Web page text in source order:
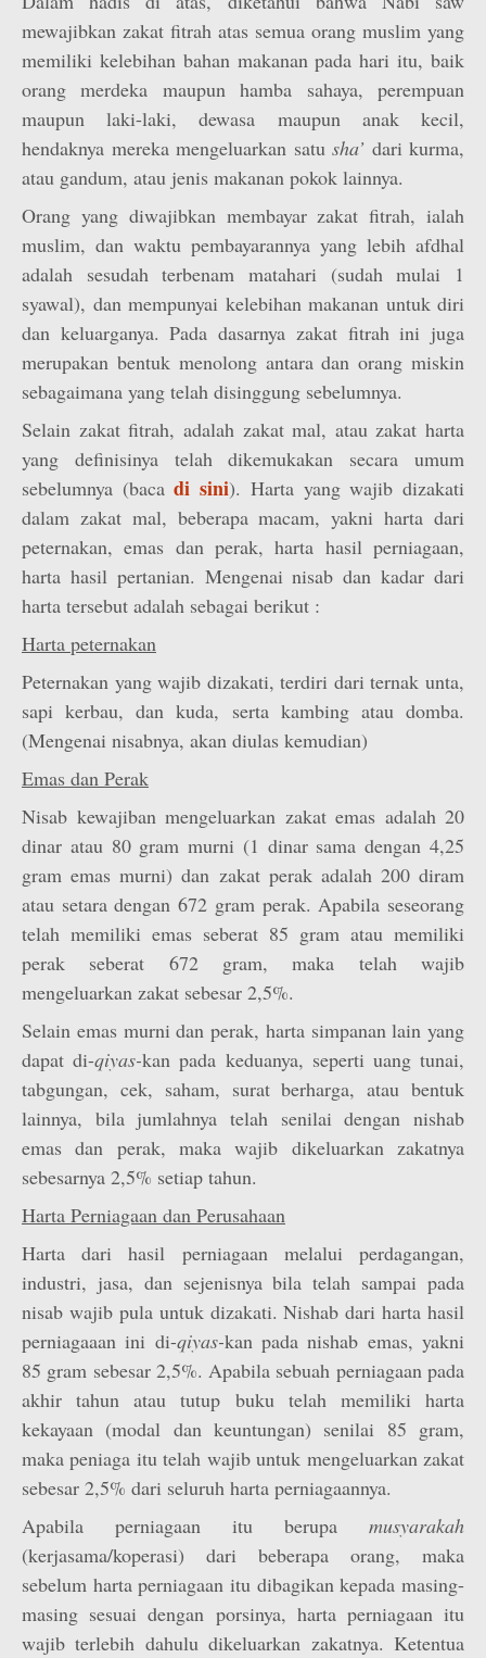
mewajibkan zakat fitrah atas semua orang muslim yang
memiliki kelebihan bahan makanan pada hari itu, baik
orang merdeka maupun hamba sahaya, perempuan
maupun laki-laki, dewasa maupun anak kecil,
hendaknya mereka mengeluarkan satu sha’ dari kurma,
atau gandum, atau jenis makanan pokok lainnya.
Orang yang diwajibkan membayar zakat fitrah, ialah
muslim, dan waktu pembayarannya yang lebih afdhal
adalah sesudah terbenam matahari (sudah mulai 1
syawal), dan mempunyai kelebihan makanan untuk diri
dan keluarganya. Pada dasarnya zakat fitrah ini juga
merupakan bentuk menolong antara dan orang miskin
sebagaimana yang telah disinggung sebelumnya.
Selain zakat fitrah, adalah zakat mal, atau zakat harta
yang definisinya telah dikemukakan secara umum
sebelumnya (bacadi sini). Harta yang wajib dizakati
dalam zakat mal, beberapa macam, yakni harta dari
peternakan, emas dan perak, harta hasil perniagaan,
harta hasil pertanian. Mengenai nisab dan kadar dari
harta tersebut adalah sebagai berikut :
Harta peternakan
Peternakan yang wajib dizakati, terdiri dari ternak unta,
sapi kerbau, dan kuda, serta kambing atau domba.
(Mengenai nisabnya, akan diulas kemudian)
Emas dan Perak
Nisab kewajiban mengeluarkan zakat emas adalah 20
dinar atau 80 gram murni (1 dinar sama dengan 4,25
gram emas murni) dan zakat perak adalah 200 diram
atau setara dengan 672 gram perak. Apabila seseorang
telah memiliki emas seberat 85 gram atau memiliki
perak seberat 672 gram, maka telah wajib
mengeluarkan zakat sebesar 2,5%.
Selain emas murni dan perak, harta simpanan lain yang
dapat di-qiyas-kan pada keduanya, seperti uang tunai,
tabgungan, cek, saham, surat berharga, atau bentuk
lainnya, bila jumlahnya telah senilai dengan nishab
emas dan perak, maka wajib dikeluarkan zakatnya
sebesarnya 2,5% setiap tahun.
Harta Perniagaan dan Perusahaan
Harta dari hasil perniagaan melalui perdagangan,
industri, jasa, dan sejenisnya bila telah sampai pada
nisab wajib pula untuk dizakati. Nishab dari harta hasil
perniagaaan ini di-qiyas-kan pada nishab emas, yakni
85 gram sebesar 2,5%. Apabila sebuah perniagaan pada
akhir tahun atau tutup buku telah memiliki harta
kekayaan (modal dan keuntungan) senilai 85 gram,
maka peniaga itu telah wajib untuk mengeluarkan zakat
sebesar 2,5% dari seluruh harta perniagaannya.
Apabila perniagaan itu berupa musyarakah
(kerjasama/koperasi) dari beberapa orang, maka
sebelum harta perniagaan itu dibagikan kepada masing-
masing sesuai dengan porsinya, harta perniagaan itu
wajib terlebih dahulu dikeluarkan zakatnya. Ketentua